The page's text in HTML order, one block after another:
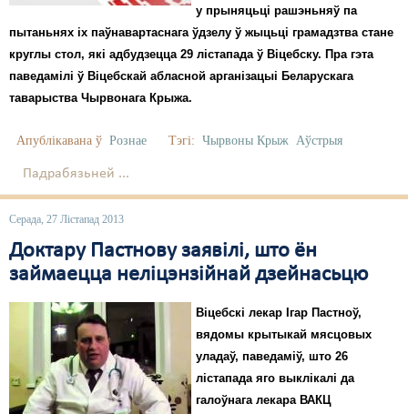
у прыняцьці рашэньняў па
пытаньнях іх паўнавартаснага ўдзелу ў жыцьці грамадзтва стане
круглы стол, які адбудзецца 29 лістапада ў Віцебску. Пра гэта
паведамілі ў Віцебскай абласной арганізацыі Беларускага
таварыства Чырвонага Крыжа.
Апублікавана ў Рознае Тэгі: Чырвоны Крыж Аўстрыя
Падрабязьней ...
Серада, 27 Лістапад 2013
Доктару Пастнову заявілі, што ён
займаецца неліцэнзійнай дзейнасьцю
Віцебскі лекар Ігар Пастноў,
вядомы крытыкай мясцовых
уладаў, паведаміў, што 26
лістапада яго выклікалі да
галоўнага лекара ВАКЦ
Карная псыхіятрыя
КПЧ ААН
Культурныя правы
ЛПП
Мігранты
Палітвязьні
Праваабаронцы
Правы дзіцяці
Пэнітэнцыярная сыстэма
Распальваньне варожасьці